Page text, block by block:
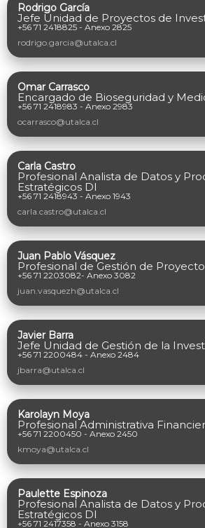
Rodrigo García
Jefe Unidad de Proyectos de
+56 71 2418825 - Anexo 2825
rodrigo.garcia@utalca.cl
Omar Carrasco
Encargado de Bioseguridad y
+56 71 2418983 - Anexo 2983
ocarrasco@utalca.cl
Carla Castro​
Profesional Analista de Datos y
Estratégicos DI
+56 71 2418943 - Anexo 1943
carla.castro@utalca.cl​
Juan Pablo Vásquez
Profesional de Gestión de
+56 71 2203082- Anexo 3082
juan.vasquezh@utalca.cl
Javier Barra
Jefe Unidad de Gestión de la
+56 71 2200484 - Anexo 2484
jbarra@utalca.cl
Karolayn Moya
Profesional Administrativa
+56 71 2200450 - Anexo 2450
kmoya@utalca.cl
Paulette Espinoza ​
Profesional Analista de Datos y
Estratégicos DI​
+56 71 2417358 - Anexo 3158